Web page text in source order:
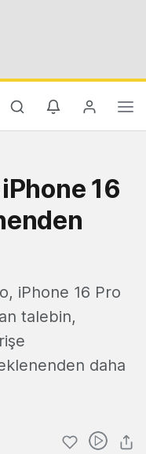
16
iPhone 16 Pro
talebin,
daha